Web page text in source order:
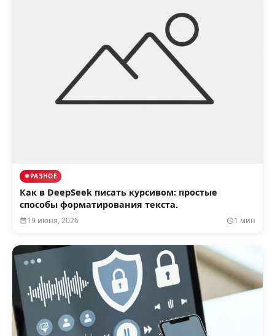
РАЗНОЕ
Как в DeepSeek писать курсивом: простые
способы форматирования текста.
19 июня, 2026 1 мин